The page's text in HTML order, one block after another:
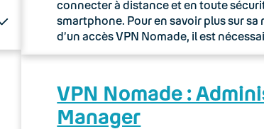
connecter à distance et en toute
smartphone. Pour en savoir plus sur
d’un accès VPN Nomade, il est
VPN Nomade :
Manager